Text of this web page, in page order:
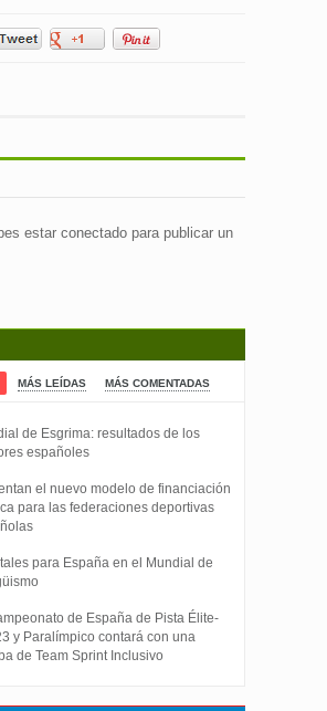
estar conectado para publicar un
MÁS LEÍDAS MÁS COMENTADAS
de Esgrima: resultados de los
españoles
el nuevo modelo de financiación
para las federaciones deportivas
para España en el Mundial de
de España de Pista Élite-
y Paralímpico contará con una
de Team Sprint Inclusivo